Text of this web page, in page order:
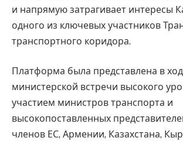
и напрямую затрагивает интересы
одного из ключевых участников
транспортного коридора.
Платформа была представлена в
министерской встречи высокого
участием министров транспорта и
высокопоставленных
членов ЕС, Армении, Казахстана,